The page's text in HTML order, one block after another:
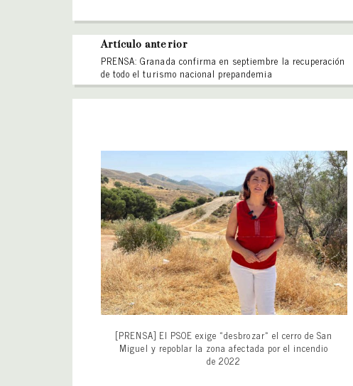
Artículo anterior
PRENSA: Granada confirma en septiembre la recuperación
de todo el turismo nacional prepandemia
[PRENSA] El PSOE exige «desbrozar» el cerro de San
Miguel y repoblar la zona afectada por el incendio
de 2022